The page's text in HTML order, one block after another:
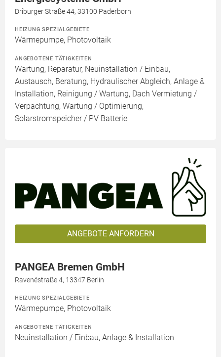
Driburger Straße 44, 33100 Paderborn
HEIZUNG SPEZIALGEBIETE
Wärmepumpe, Photovoltaik
ANGEBOTENE TÄTIGKEITEN
Wartung, Reparatur, Neuinstallation / Einbau,
Austausch, Beratung, Hydraulischer Abgleich, Anlage &
Installation, Reinigung / Wartung, Dach Vermietung /
Verpachtung, Wartung / Optimierung,
Solarstromspeicher / PV Batterie
ANGEBOTE ANFORDERN
PANGEA Bremen GmbH
Ravenéstraße 4, 13347 Berlin
HEIZUNG SPEZIALGEBIETE
Wärmepumpe, Photovoltaik
ANGEBOTENE TÄTIGKEITEN
Neuinstallation / Einbau, Anlage & Installation